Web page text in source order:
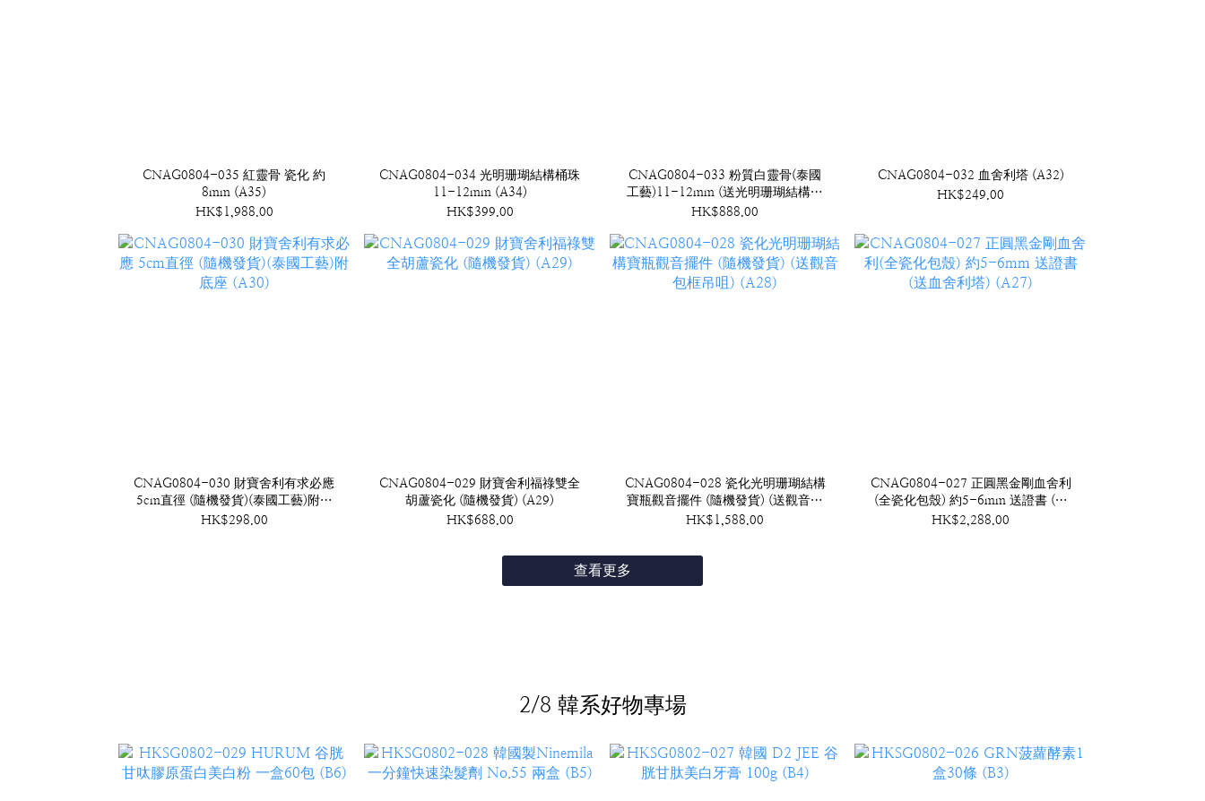
CNAG0804-035 紅靈骨 瓷化 約
8mm (A35)
HK$1,988.00
CNAG0804-034 光明珊瑚結構桶珠
11-12mm (A34)
HK$399.00
CNAG0804-033 粉質白靈骨(泰國
工藝)11-12mm (送光明珊瑚結構桶
珠) (A33)
HK$888.00
CNAG0804-032 血舍利塔 (A32)
HK$249.00
CNAG0804-030 財寶舍利有求必應
5cm直徑 (隨機發貨)(泰國工藝)附底
座 (A30)
HK$298.00
CNAG0804-029 財寶舍利福祿雙全
胡蘆瓷化 (隨機發貨) (A29)
HK$688.00
CNAG0804-028 瓷化光明珊瑚結構
寶瓶觀音擺件 (隨機發貨) (送觀音包
框吊咀) (A28)
HK$1,588.00
CNAG0804-027 正圓黑金剛血舍利
(全瓷化包殼) 約5-6mm 送證書 (送
血舍利塔) (A27)
HK$2,288.00
查看更多
2/8 韓系好物專場